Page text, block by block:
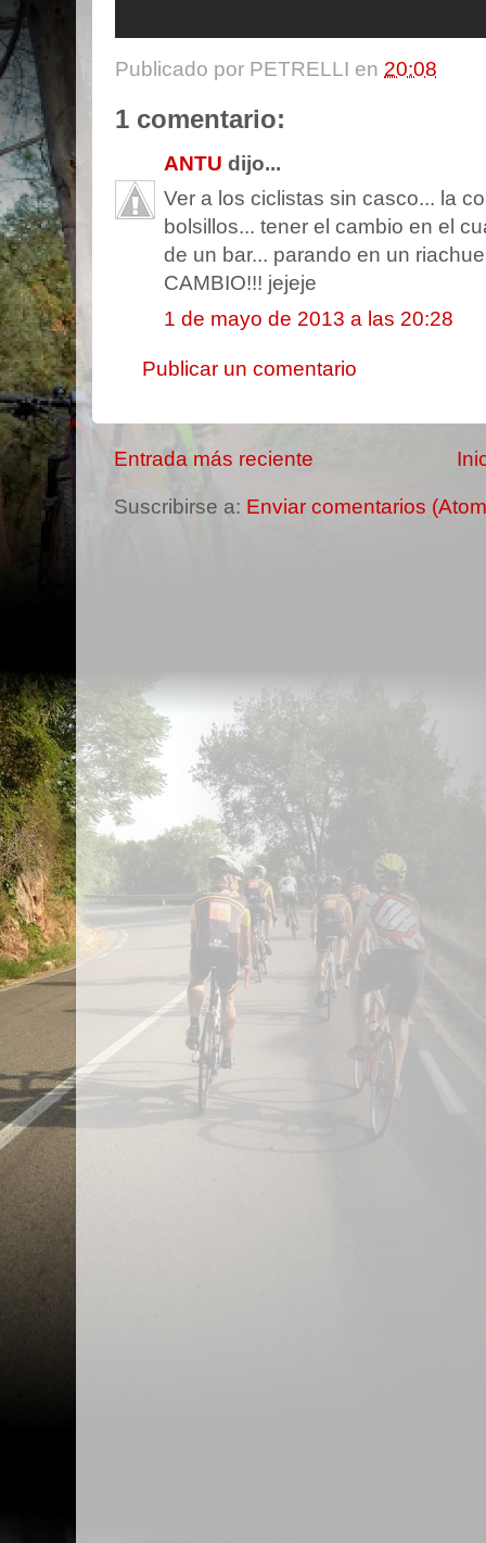
Publicado por PETRELLI en 20:08
1 comentario:
ANTU dijo...
Ver a los ciclistas sin casco... la
bolsillos... tener el cambio en el
de un bar... parando en un
CAMBIO!!! jejeje
1 de mayo de 2013 a las 20:28
Publicar un comentario
Entrada más reciente
Suscribirse a: Enviar comentarios